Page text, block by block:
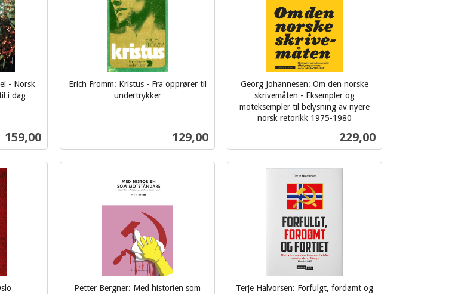
- Norsk
i dag
Pris
159,00
Erich Fromm: Kristus - Fra opprører til
undertrykker
Pris
129,00
Georg Johannesen: Om den norske
skrivemåten - Eksempler og
moteksempler til belysning av nyere
norsk retorikk 1975-1980
Pris
229,00
Kjøp
Petter Bergner: Med historien som
Terje Halvorsen: Forfulgt, fordømt og